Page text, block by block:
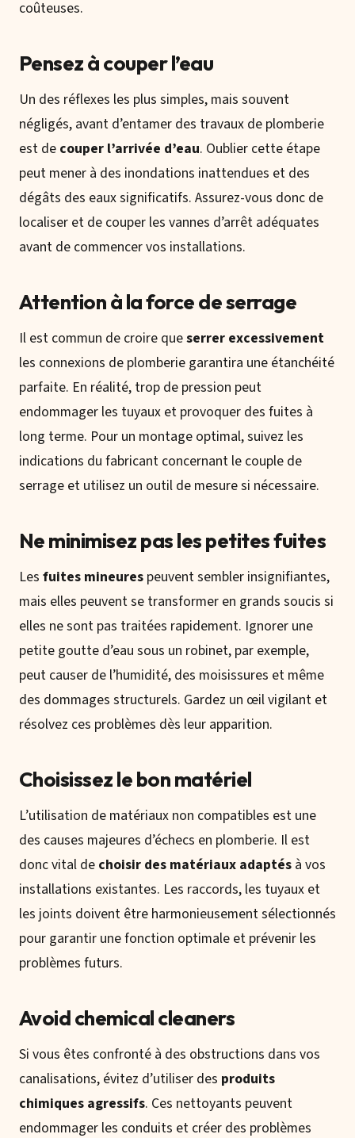
coûteuses.
Pensez à couper l’eau
Un des réflexes les plus simples, mais souvent
négligés, avant d’entamer des travaux de plomberie
est de couper l’arrivée d’eau. Oublier cette étape
peut mener à des inondations inattendues et des
dégâts des eaux significatifs. Assurez-vous donc de
localiser et de couper les vannes d’arrêt adéquates
avant de commencer vos installations.
Attention à la force de serrage
Il est commun de croire queserrer excessivement
les connexions de plomberie garantira une étanchéité
parfaite. En réalité, trop de pression peut
endommager les tuyaux et provoquer des fuites à
long terme. Pour un montage optimal, suivez les
indications du fabricant concernant le couple de
serrage et utilisez un outil de mesure si nécessaire.
Ne minimisez pas les petites fuites
Les fuites mineures peuvent sembler insignifiantes,
mais elles peuvent se transformer en grands soucis si
elles ne sont pas traitées rapidement. Ignorer une
petite goutte d’eau sous un robinet, par exemple,
peut causer de l’humidité, des moisissures et même
des dommages structurels. Gardez un œil vigilant et
résolvez ces problèmes dès leur apparition.
Choisissez le bon matériel
L’utilisation de matériaux non compatibles est une
des causes majeures d’échecs en plomberie. Il est
donc vital de choisir des matériaux adaptés à vos
installations existantes. Les raccords, les tuyaux et
les joints doivent être harmonieusement sélectionnés
pour garantir une fonction optimale et prévenir les
problèmes futurs.
Avoid chemical cleaners
Si vous êtes confronté à des obstructions dans vos
canalisations, évitez d’utiliser des produits
chimiques agressifs. Ces nettoyants peuvent
endommager les conduits et créer des problèmes